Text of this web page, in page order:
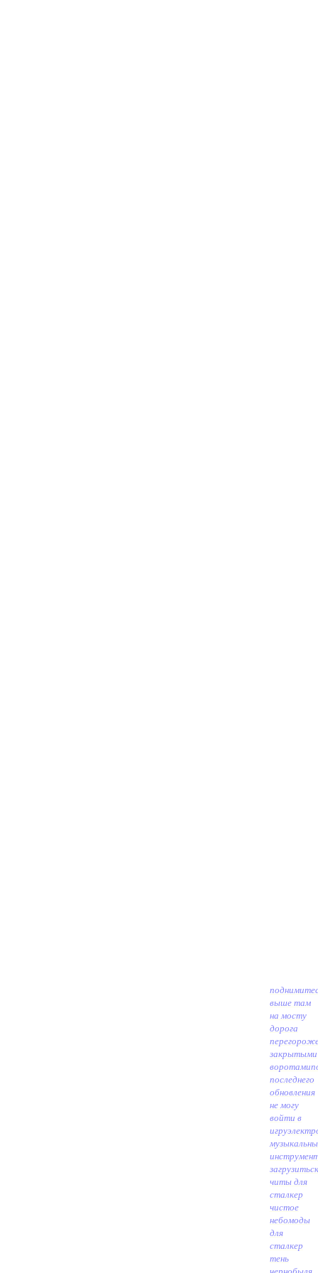
выше там
на мосту
дорога
закрытыми
воротами
последнего
обновления
не могу
войти в
игру
загрузить
читы для
сталкер
чистое
небомоды
для
сталкер
тень